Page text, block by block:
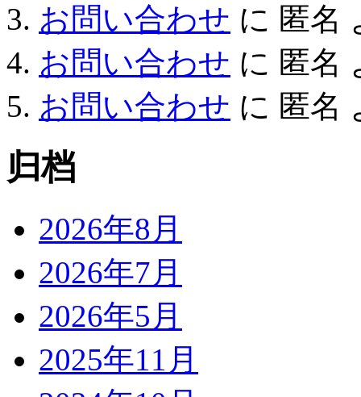
お問い合わせ に 匿名
お問い合わせ に 匿名
お問い合わせ に 匿名
归档
2026年8月
2026年7月
2026年5月
2025年11月